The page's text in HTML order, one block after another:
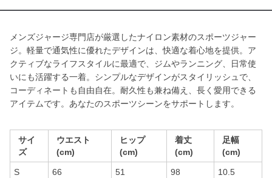
メンズジャージ専門店が厳選したナイロン素材のスポーツジャー
ジ。軽量で通気性に優れたデザインは、快適な着心地を提供。ア
クティブなライフスタイルに最適で、ジムやランニング、日常使
いにも活躍する一着。シンプルなデザインがスタイリッシュで、
コーディネートも自由自在。耐久性も兼ね備え、長く愛用できる
アイテムです。あなたのスポーツシーンをサポートします。
サイ
ズ
ウエスト
(cm)
ヒップ
(cm)
着丈
(cm)
足幅
(cm)
S 66 51 98 10.5